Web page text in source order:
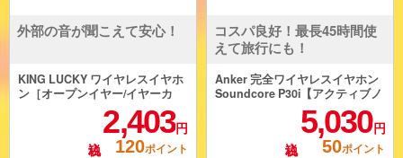
外部の音が聞こえて安心！
KING LUCKY ワイヤレスイヤホ
ン［オープンイヤー/イヤーカ
2,403円
120ポイント
コスパ良好！最長45時間使
えて旅行にも！
Anker 完全ワイヤレスイヤホン
Soundcore P30i【アクティブノ
イズキャンセリング/Bluetooth
対応 / IP54/ﾌﾞﾗｯｸ】 A3959N11
5,030 円
50ポイント